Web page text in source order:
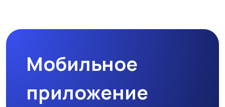
Футболки и поло Штаны и шорты
Мобильное
приложение